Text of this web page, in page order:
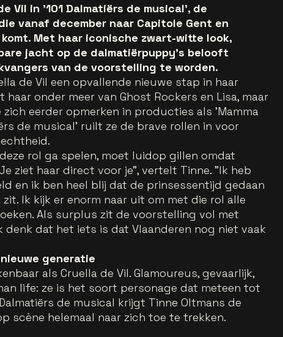
Vil in '101 Dalmatiërs de musical', de
vanaf december naar Capitole Gent en
Met haar iconische zwart-witte look,
jacht op de dalmatiërpuppy's belooft
van de voorstelling te worden.
de Vil een opvallende nieuwe stap in haar
onder meer van Ghost Rockers en Lisa, maar
eerder opmerken in producties als 'Mamma
de musical' ruilt ze de brave rollen in voor
rol ga spelen, moet luidop gillen omdat
ziet haar direct voor je", vertelt Tinne. "Ik heb
en ik ben heel blij dat de prinsessentijd gedaan
Ik kijk er enorm naar uit om met die rol alle
Als surplus zit de voorstelling vol met
dat het iets is dat Vlaanderen nog niet vaak
generatie
als Cruella de Vil. Glamoureus, gevaarlijk,
life: ze is het soort personage dat meteen tot
de musical krijgt Tinne Oltmans de
scène helemaal naar zich toe te trekken.